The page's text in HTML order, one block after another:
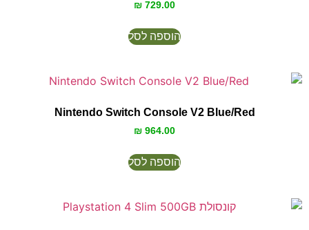
₪ 729.00
הוספה לסל
Nintendo Switch Console V2 Blue/Red
₪ 964.00
הוספה לסל